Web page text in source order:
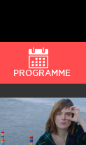
À L’AFFICHE
ÉVÉNEMENTS
CAFÉ DU
PROGRAMME